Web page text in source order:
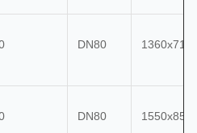
DN80
DN80